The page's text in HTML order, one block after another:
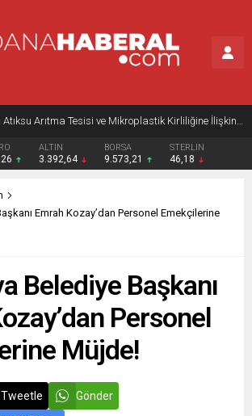
Seyhan Atıksu Arıtma Tesisi ve Mikroplastik Kirliliğine İlişkin Açıklama
ALTIN
3.392,64
BORSA
9.573,21
STERLIN
46,18
Emrah Kozay’dan Personel Emekçilerine
Belediye Başkanı
Personel
Müjde!
Tweetle Gönder